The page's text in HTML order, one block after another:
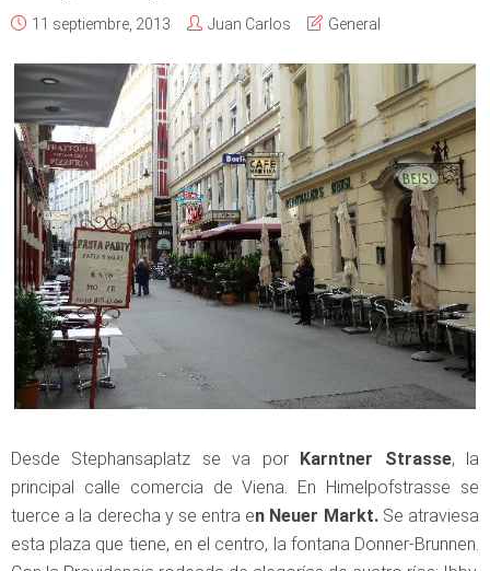
11 septiembre, 2013 Juan Carlos General
Desde Stephansaplatz se va porKarntner Strasse, la
principal calle comercia de Viena. En Himelpofstrasse se
tuerce a la derecha y se entra en Neuer Markt. Se atraviesa
esta plaza que tiene, en el centro, la fontana Donner-Brunnen.